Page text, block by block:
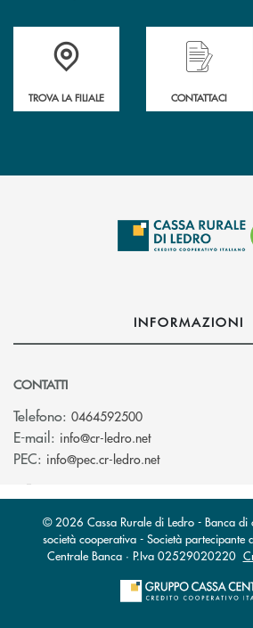
Accedi all' elenco completo delle filiali .
TROVA LA FILIALE
Hai bisogno di
CONTATTACI
INFORMAZIONI
CONTATTI
Telefono: 0464592500
E-mail: info@cr-ledro.net(si apre l’app di
PEC: info@pec.cr-ledro.net(si apre l’app
© 2026 Cassa Rurale di Ledro - Banca di
società cooperativa - Società partecipante
Centrale Banca · P.Iva 02529020220